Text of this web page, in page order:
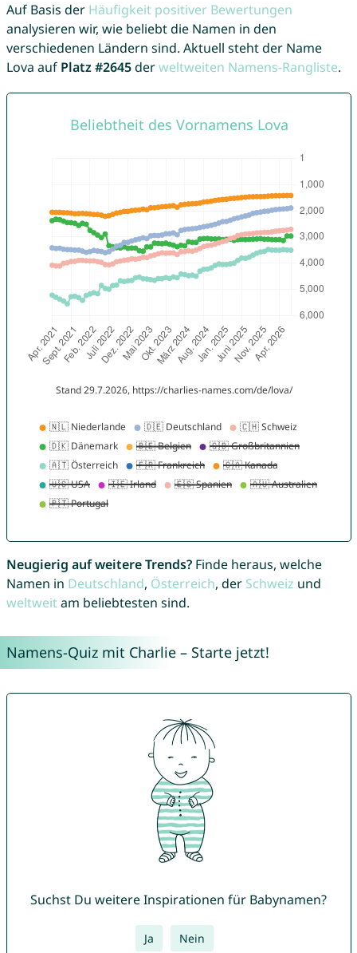
Auf Basis der Häufigkeit positiver Bewertungen
analysieren wir, wie beliebt die Namen in den
verschiedenen Ländern sind. Aktuell steht der Name
Lova auf Platz #2645derweltweiten Namens-Rangliste.
Neugierig auf weitere Trends?Finde heraus, welche
Namen in Deutschland, Österreich, der Schweiz und
weltweitam beliebtesten sind.
Namens-Quiz mit Charlie – Starte jetzt!
Suchst Du weitere Inspirationen für Babynamen?
Ja Nein